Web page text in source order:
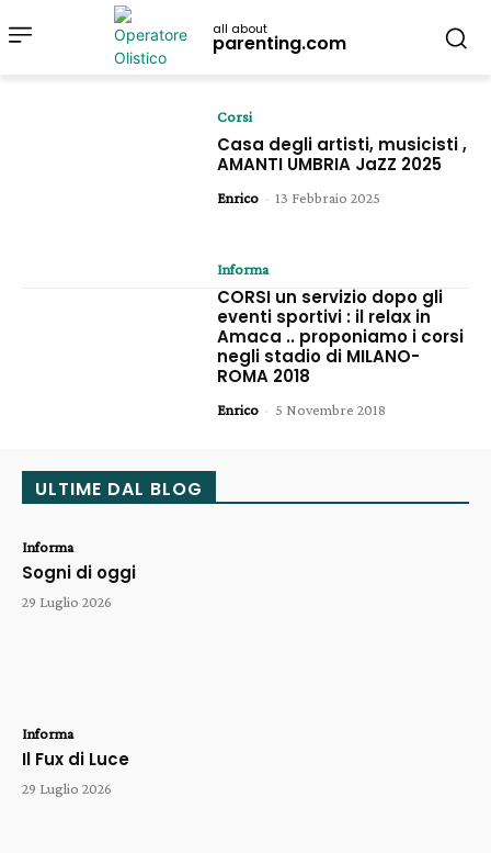
all about
parenting.com
Corsi
Casa degli artisti, musicisti ,
AMANTI UMBRIA JaZZ 2025
Enrico - 13 Febbraio 2025
Informa
CORSI un servizio dopo gli
eventi sportivi : il relax in
Amaca .. proponiamo i corsi
negli stadio di MILANO-
ROMA 2018
Enrico - 5 Novembre 2018
ULTIME DAL BLOG
Informa
Sogni di oggi
29 Luglio 2026
Informa
Il Fux di Luce
29 Luglio 2026